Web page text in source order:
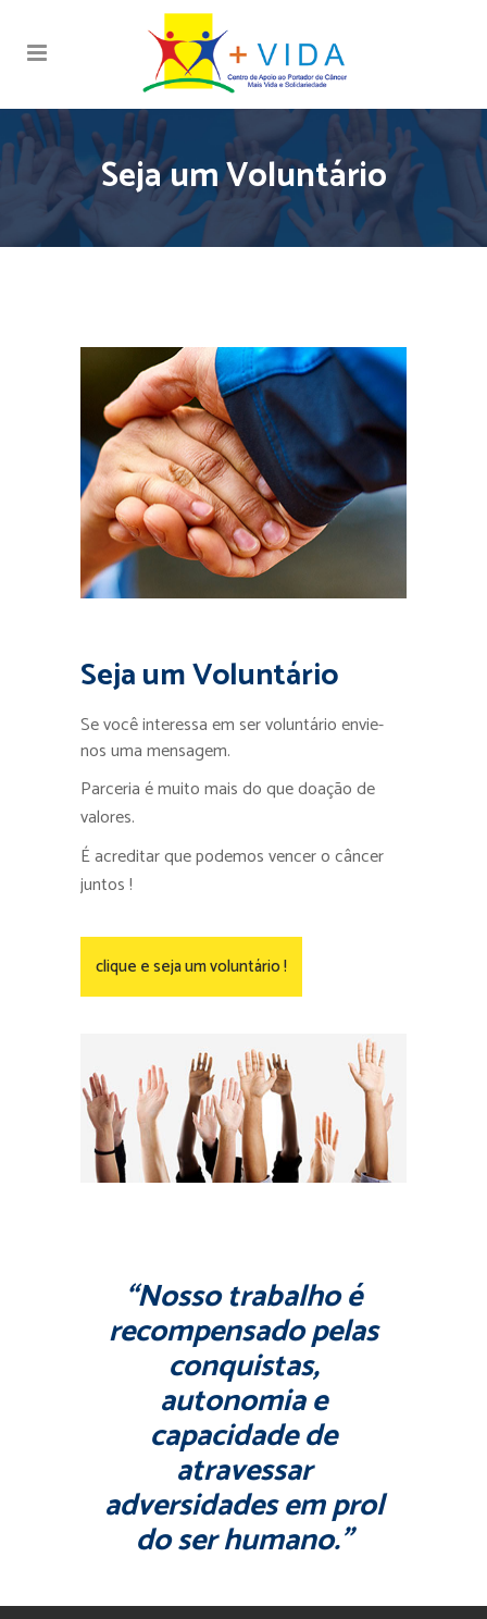
Seja um Voluntário
Seja um Voluntário
Se você interessa em ser voluntário envie-
nos uma mensagem.
Parceria é muito mais do que doação de
valores.
É acreditar que podemos vencer o câncer
juntos !
clique e seja um voluntário !
“Nosso trabalho é
recompensado pelas
conquistas,
autonomia e
capacidade de
atravessar
adversidades em prol
do ser humano.”